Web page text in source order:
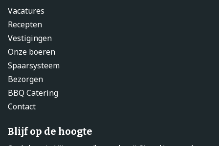
Vacatures
Recepten
Vestigingen
Onze boeren
Spaarsysteem
Bezorgen
BBQ Catering
Contact
Blijf op de hoogte